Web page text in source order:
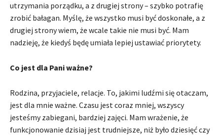
utrzymania porządku, a z drugiej strony – szybko potrafię
zrobić bałagan. Myślę, że wszystko musi być doskonałe, a z
drugiej strony wiem, że wcale takie nie musi być. Mam
nadzieję, że kiedyś będę umiała lepiej ustawiać priorytety.
Co jest dla Pani ważne?
Rodzina, przyjaciele, relacje. To, jakimi ludźmi się otaczam,
jest dla mnie ważne. Czasu jest coraz mniej, wszyscy
jesteśmy zabiegani, bardziej zajęci. Mam wrażenie, że
funkcjonowanie dzisiaj jest trudniejsze, niż było dziesięć czy